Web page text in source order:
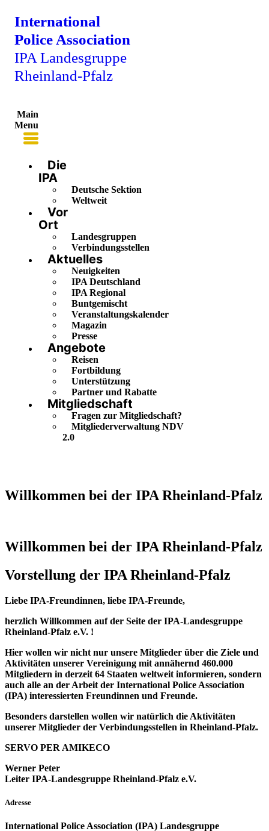
International
Police Association
IPA Landesgruppe
Rheinland-Pfalz
Main
Menu
Die
IPA
Deutsche Sektion
Weltweit
Vor
Ort
Landesgruppen
Verbindungsstellen
Aktuelles
Neuigkeiten
IPA Deutschland
IPA Regional
Buntgemischt
Veranstaltungskalender
Magazin
Presse
Angebote
Reisen
Fortbildung
Unterstützung
Partner und Rabatte
Mitgliedschaft
Fragen zur Mitgliedschaft?
Mitgliederverwaltung NDV
2.0
Willkommen bei der IPA Rheinland-Pfalz
Willkommen bei der IPA Rheinland-Pfalz
Vorstellung der IPA Rheinland-Pfalz
Liebe IPA-Freundinnen, liebe IPA-Freunde,
herzlich Willkommen auf der Seite der IPA-Landesgruppe
Rheinland-Pfalz e.V. !
Hier wollen wir nicht nur unsere Mitglieder über die Ziele und
Aktivitäten unserer Vereinigung mit annähernd 460.000
Mitgliedern in derzeit 64 Staaten weltweit informieren, sondern
auch alle an der Arbeit der International Police Association
(IPA) interessierten Freundinnen und Freunde.
Besonders darstellen wollen wir natürlich die Aktivitäten
unserer Mitglieder der Verbindungsstellen in Rheinland-Pfalz.
SERVO PER AMIKECO
Werner Peter
Leiter IPA-Landesgruppe Rheinland-Pfalz e.V.
Adresse
International Police Association (IPA) Landesgruppe